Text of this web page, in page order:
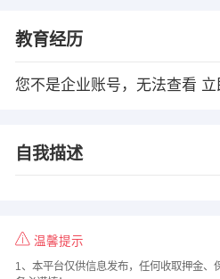
教育经历
您不是企业账号，无法查看 立
自我描述
温馨提示
1、本平台仅供信息发布，任何收取押金、